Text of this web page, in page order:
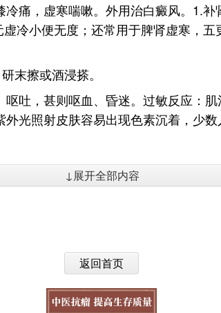
痛，虚寒喘嗽。外用治白癜风。1.
冷小便无度；还常用于脾肾虚寒，
末擦或酒浸搽。
吐，甚则呕血、昏迷。过敏反应：
光照射皮肤容易出现色素沉着，少数
↓展开全部内容
返回首页